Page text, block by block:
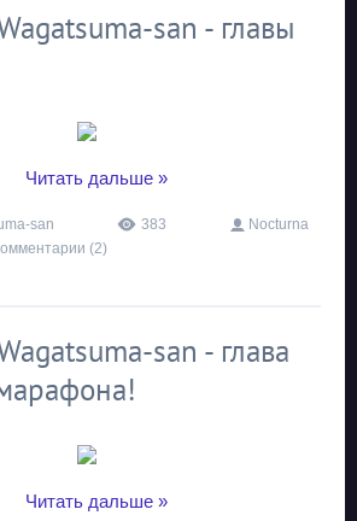
san - главы
Читать дальше »
san 383
Nocturna
(2)
san - глава
Читать дальше »